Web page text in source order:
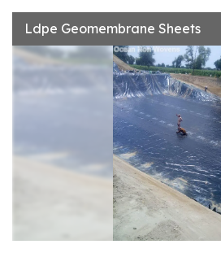
Ldpe Geomembrane Sheets